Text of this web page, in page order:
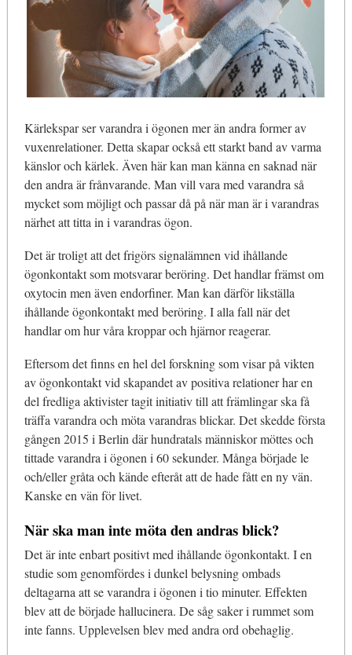
Kärlekspar ser varandra i ögonen mer än andra former av
vuxenrelationer. Detta skapar också ett starkt band av varma
känslor och kärlek. Även här kan man känna en saknad när
den andra är frånvarande. Man vill vara med varandra så
mycket som möjligt och passar då på när man är i varandras
närhet att titta in i varandras ögon.
Det är troligt att det frigörs signalämnen vid ihållande
ögonkontakt som motsvarar beröring. Det handlar främst om
oxytocin men även endorfiner. Man kan därför likställa
ihållande ögonkontakt med beröring. I alla fall när det
handlar om hur våra kroppar och hjärnor reagerar.
Eftersom det finns en hel del forskning som visar på vikten
av ögonkontakt vid skapandet av positiva relationer har en
del fredliga aktivister tagit initiativ till att främlingar ska få
träffa varandra och möta varandras blickar. Det skedde första
gången 2015 i Berlin där hundratals människor möttes och
tittade varandra i ögonen i 60 sekunder. Många började le
och/eller gråta och kände efteråt att de hade fått en ny vän.
Kanske en vän för livet.
När ska man inte möta den andras blick?
Det är inte enbart positivt med ihållande ögonkontakt. I en
studie som genomfördes i dunkel belysning ombads
deltagarna att se varandra i ögonen i tio minuter. Effekten
blev att de började hallucinera. De såg saker i rummet som
inte fanns. Upplevelsen blev med andra ord obehaglig.